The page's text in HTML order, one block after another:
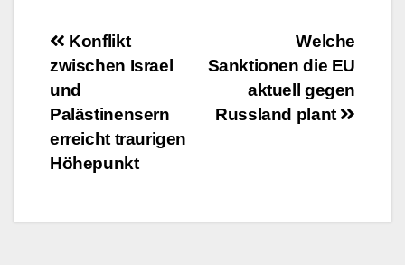
Beitragsnavigation
Welche
Sanktionen die EU
aktuell gegen
Russland plant
Konflikt
zwischen Israel
und
Palästinensern
erreicht traurigen
Höhepunkt